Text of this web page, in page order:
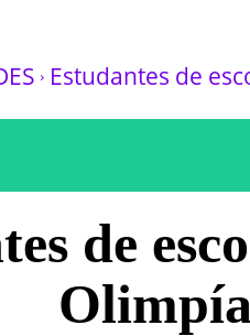
Estudantes de
de